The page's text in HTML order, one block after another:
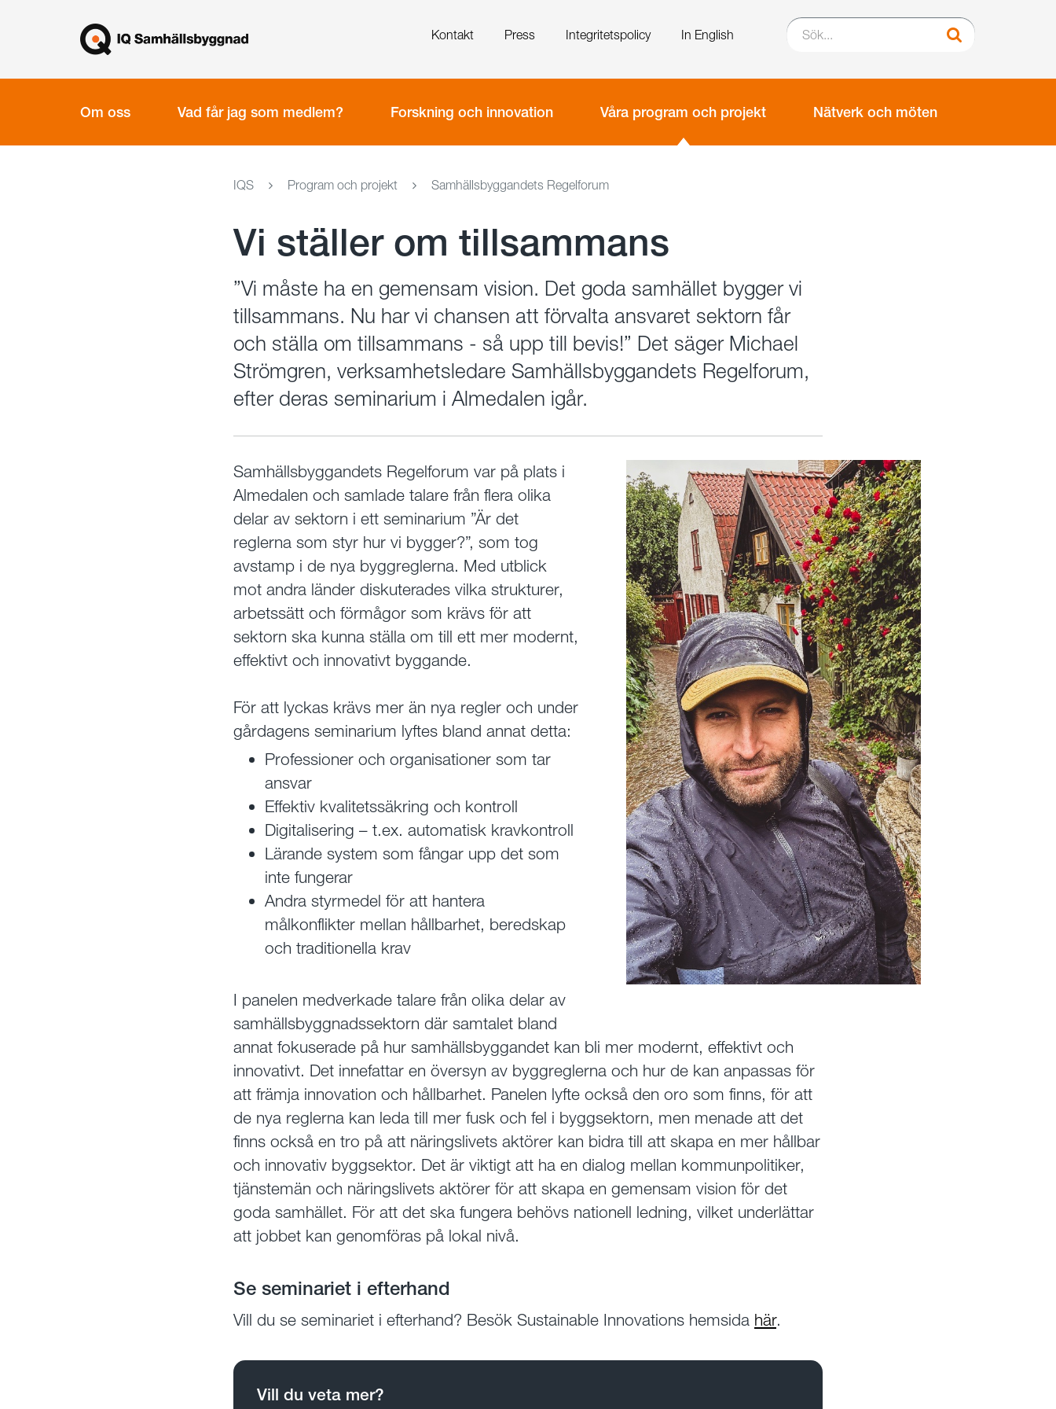
Kontakt Press Integritetspolicy In English
Om oss Vad får jag som medlem? Forskning och innovation Våra program och projekt Nätverk och möten
IQS Program och projekt Samhällsbyggandets Regelforum
Vi ställer om tillsammans
”Vi måste ha en gemensam vision. Det goda samhället bygger vi
tillsammans. Nu har vi chansen att förvalta ansvaret sektorn får
och ställa om tillsammans - så upp till bevis!” Det säger Michael
Strömgren, verksamhetsledare Samhällsbyggandets Regelforum,
efter deras seminarium i Almedalen igår.
Samhällsbyggandets Regelforum var på plats i
Almedalen och samlade talare från flera olika
delar av sektorn i ett seminarium ”Är det
reglerna som styr hur vi bygger?”, som tog
avstamp i de nya byggreglerna. Med utblick
mot andra länder diskuterades vilka strukturer,
arbetssätt och förmågor som krävs för att
sektorn ska kunna ställa om till ett mer modernt,
effektivt och innovativt byggande.
För att lyckas krävs mer än nya regler och under
gårdagens seminarium lyftes bland annat detta:
Professioner och organisationer som tar
ansvar
Effektiv kvalitetssäkring och kontroll
Digitalisering – t.ex. automatisk kravkontroll
Lärande system som fångar upp det som
inte fungerar
Andra styrmedel för att hantera
målkonflikter mellan hållbarhet, beredskap
och traditionella krav
I panelen medverkade talare från olika delar av
samhällsbyggnadssektorn där samtalet bland
annat fokuserade på hur samhällsbyggandet kan bli mer modernt, effektivt och
innovativt. Det innefattar en översyn av byggreglerna och hur de kan anpassas för
att främja innovation och hållbarhet. Panelen lyfte också den oro som finns, för att
de nya reglerna kan leda till mer fusk och fel i byggsektorn, men menade att det
finns också en tro på att näringslivets aktörer kan bidra till att skapa en mer hållbar
och innovativ byggsektor. Det är viktigt att ha en dialog mellan kommunpolitiker,
tjänstemän och näringslivets aktörer för att skapa en gemensam vision för det
goda samhället. För att det ska fungera behövs nationell ledning, vilket underlättar
att jobbet kan genomföras på lokal nivå.
Se seminariet i efterhand
Vill du se seminariet i efterhand? Besök Sustainable Innovations hemsida här.
Vill du veta mer?